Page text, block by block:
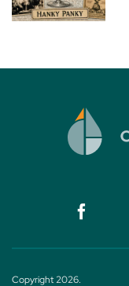
Copyright 2026.